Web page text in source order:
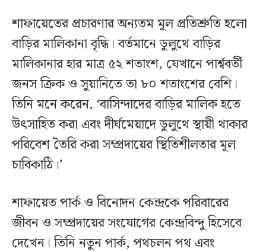
শাফায়েতের প্রচারণার অন্যতম মূল প্রতিশ্রুতি হলো
বাড়ির মালিকানা বৃদ্ধি। বর্তমানে ডুলুথে বাড়ির
মালিকানার হার মাত্র ৫২ শতাংশ, যেখানে পার্শ্ববর্তী
জনস ক্রিক ও সুয়ানিতে তা ৮০ শতাংশের বেশি।
তিনি মনে করেন, ‌‘বাসিন্দাদের বাড়ির মালিক হতে
উৎসাহিত করা এবং দীর্ঘমেয়াদে ডুলুথে স্থায়ী থাকার
পরিবেশ তৈরি করা সম্প্রদায়ের স্থিতিশীলতার মূল
চাবিকাঠি।’
শাফায়েত পার্ক ও বিনোদন কেন্দ্রকে পরিবারের
জীবন ও সম্প্রদায়ের সংযোগের কেন্দ্রবিন্দু হিসেবে
দেখেন। তিনি নতুন পার্ক, পথচলন পথ এবং